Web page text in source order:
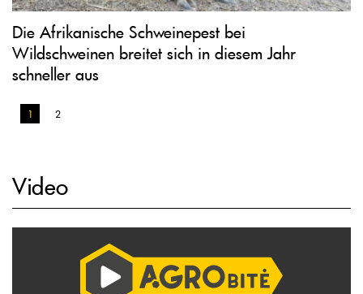
Die Afrikanische Schweinepest bei
Wildschweinen breitet sich in diesem Jahr
schneller aus
1 2
Video